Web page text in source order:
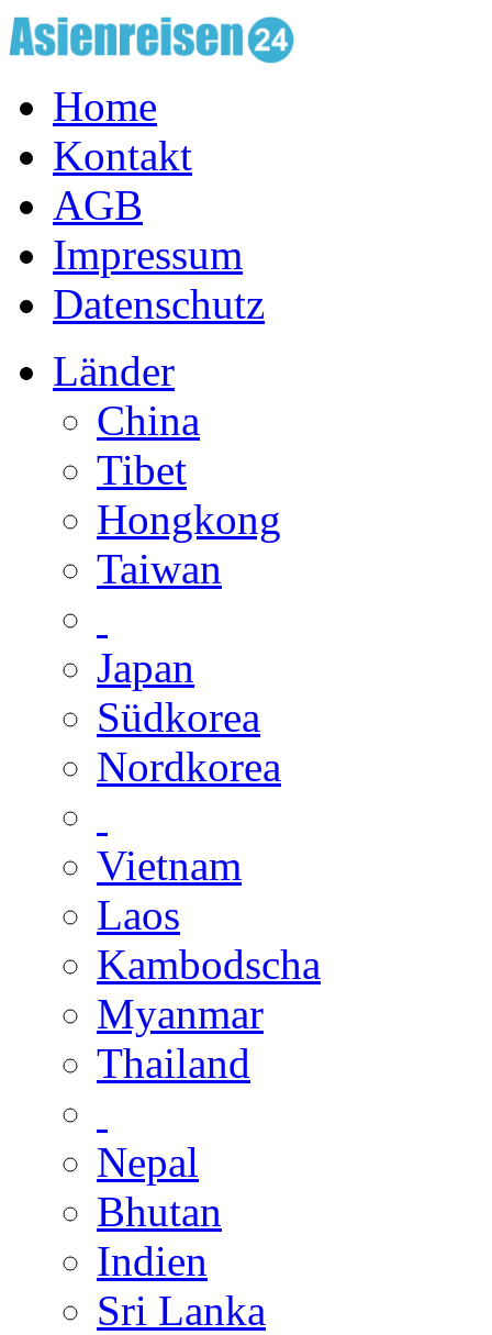
Home
Kontakt
AGB
Impressum
Datenschutz
Länder
China
Tibet
Hongkong
Taiwan
Japan
Südkorea
Nordkorea
Vietnam
Laos
Kambodscha
Myanmar
Thailand
Nepal
Bhutan
Indien
Sri Lanka